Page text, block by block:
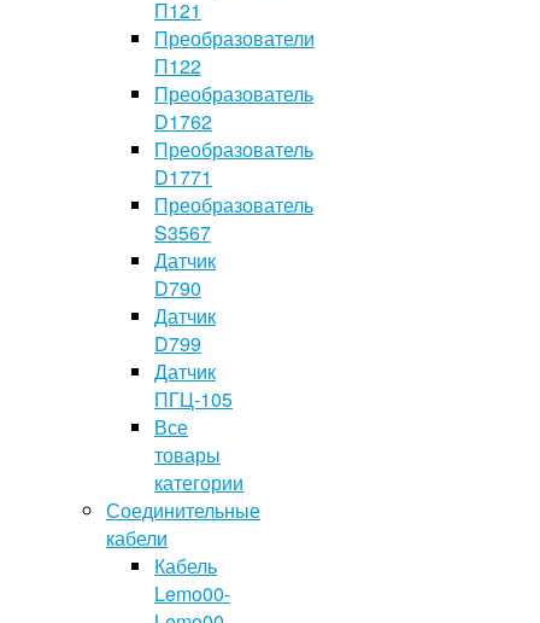
П121
Преобразователи
П122
Преобразователь
D1762
Преобразователь
D1771
Преобразователь
S3567
Датчик
D790
Датчик
D799
Датчик
ПГЦ-105
Все
товары
категории
Соединительные
кабели
Кабель
Lemo00-